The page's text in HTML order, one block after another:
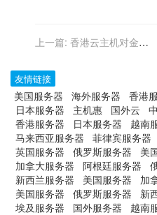
上一篇: 香港云主机对金融
友情链接
美国服务器 海外服务器 香港
日本服务器
主机惠 国外云
香港服务器
日本服务器 越南
马来西亚服务器
菲律宾服务器
英国服务器
俄罗斯服务器 美
加拿大服务器
阿根廷服务器
新西兰服务器
美国服务器 加
美国服务器
俄罗斯服务器 新
埃及服务器
国外服务器 越南